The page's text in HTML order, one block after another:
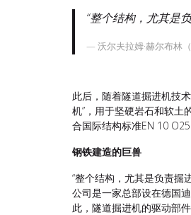
“整个结构，尤其是
沃尔夫拉姆·赫尔布林
此后，随着隧道掘进机技
机”，用于坚硬岩石和软
合国际结构标准EN 10
钢铁建造的巨兽
“整个结构，尤其是负责掘
公司是一家总部设在德国
此，隧道掘进机的驱动部